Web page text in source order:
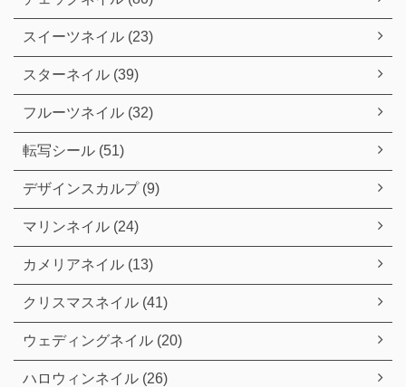
スイーツネイル (23)
スターネイル (39)
フルーツネイル (32)
転写シール (51)
デザインスカルプ (9)
マリンネイル (24)
カメリアネイル (13)
クリスマスネイル (41)
ウェディングネイル (20)
ハロウィンネイル (26)